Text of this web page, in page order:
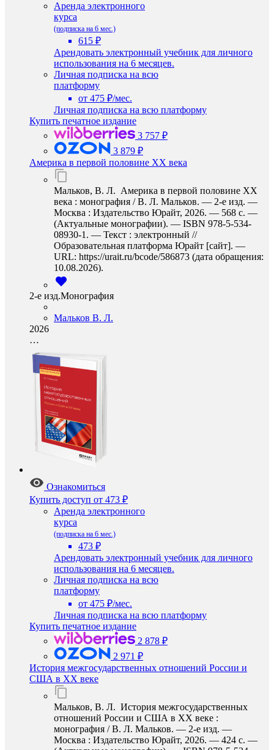
Аренда электронного
курса
(подписка на 6 мес.)
615 ₽
Арендовать электронный учебник для личного
использования на 6 месяцев.
Личная подписка на всю
платформу
от 475 ₽/мес.
Личная подписка на всю платформу
Купить печатное издание
3 757 ₽
3 879 ₽
Америка в первой половине ХХ века
Мальков, В. Л. Америка в первой половине ХХ
века : монография / В. Л. Мальков. — 2-е изд. —
Москва : Издательство Юрайт, 2026. — 568 с. —
(Актуальные монографии). — ISBN 978-5-534-
08930-1. — Текст : электронный //
Образовательная платформа Юрайт [сайт]. —
URL: https://urait.ru/bcode/586873 (дата обращения:
10.08.2026).
2-е изд.Монография
Мальков В. Л.
2026
…
Ознакомиться
Купить доступ от 473 ₽
Аренда электронного
курса
(подписка на 6 мес.)
473 ₽
Арендовать электронный учебник для личного
использования на 6 месяцев.
Личная подписка на всю
платформу
от 475 ₽/мес.
Личная подписка на всю платформу
Купить печатное издание
2 878 ₽
2 971 ₽
История межгосударственных отношений России и
США в ХХ веке
Мальков, В. Л. История межгосударственных
отношений России и США в ХХ веке :
монография / В. Л. Мальков. — 2-е изд. —
Москва : Издательство Юрайт, 2026. — 424 с. —